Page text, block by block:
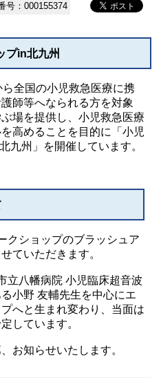
号：000155374
プin北九州
全国の小児救急医療に携
師等へなられる方を対象
場を提供し、小児救急医療
高めることを目的に「小児
九州」を開催しています。
ショップのブラッシュア
ていただきます。
八幡病院 小児臨床超音波
小野 友輔先生を中心にエ
へと生まれ変わり、当面は
しています。
お知らせいたします。